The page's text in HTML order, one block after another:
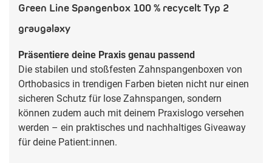
Green Line Spangenbox 100 % recycelt Typ 2
graugalaxy
Präsentiere deine Praxis genau passend
Die stabilen und stoßfesten Zahnspangenboxen von
Orthobasics in trendigen Farben bieten nicht nur einen
sicheren Schutz für lose Zahnspangen, sondern
können zudem auch mit deinem Praxislogo versehen
werden – ein praktisches und nachhaltiges Giveaway
für deine Patient:innen.